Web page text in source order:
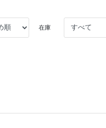
在庫